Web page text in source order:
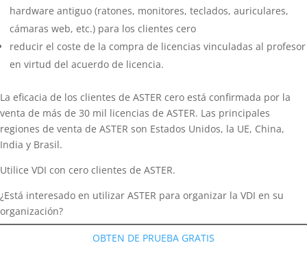
hardware antiguo (ratones, monitores, teclados, auriculares,
cámaras web, etc.) para los clientes cero
reducir el coste de la compra de licencias vinculadas al profesor
en virtud del acuerdo de licencia.
La eficacia de los clientes de ASTER cero está confirmada por la
venta de más de 30 mil licencias de ASTER. Las principales
regiones de venta de ASTER son Estados Unidos, la UE, China,
India y Brasil.
Utilice VDI con cero clientes de ASTER.
¿Está interesado en utilizar ASTER para organizar la VDI en su
organización?
OBTEN DE PRUEBA GRATIS